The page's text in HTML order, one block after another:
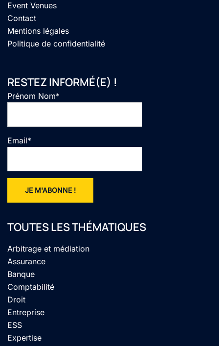
Event Venues
Contact
Mentions légales
Politique de confidentialité
RESTEZ INFORMÉ(E) !
Prénom Nom*
Email*
TOUTES LES THÉMATIQUES
Arbitrage et médiation
Assurance
Banque
Comptabilité
Droit
Entreprise
ESS
Expertise